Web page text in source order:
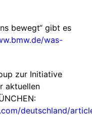
bewegt“ gibt es
was-
zur Initiative
aktuellen
deutschland/